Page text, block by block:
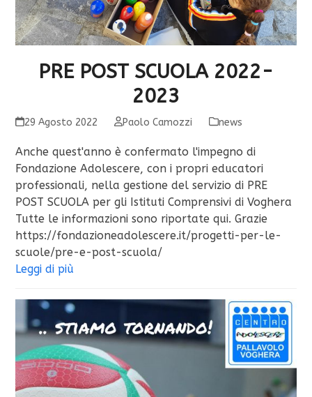
PRE POST SCUOLA 2022-
2023
29 Agosto 2022 Paolo Camozzi news
Anche quest'anno è confermato l'impegno di
Fondazione Adolescere, con i propri educatori
professionali, nella gestione del servizio di PRE
POST SCUOLA per gli Istituti Comprensivi di Voghera
Tutte le informazioni sono riportate qui. Grazie
https://fondazioneadolescere.it/progetti-per-le-
scuole/pre-e-post-scuola/
Leggi di più